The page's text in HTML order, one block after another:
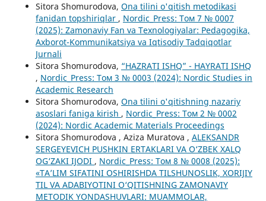
Sitora Shomurodova, Ona tilini o'qitish metodikasi
fanidan topshiriqlar , Nordic_Press: Том 7 № 0007
(2025): Zamonaviy Fan va Texnologiyalar: Pedagogika,
Axborot-Kommunikatsiya va Iqtisodiy Tadqiqotlar
Jurnali
Sitora Shomurodova, “HAZRATI ISHQ” - HAYRATI ISHQ
, Nordic_Press: Том 3 № 0003 (2024): Nordic Studies in
Academic Research
Sitora Shomurodova, Ona tilini o'qitishning nazariy
asoslari faniga kirish , Nordic_Press: Том 2 № 0002
(2024): Nordic Academic Materials Proceedings
Sitora Shomurodova , Aziza Muratova , ALEKSANDR
SERGEYEVICH PUSHKIN ERTAKLARI VA O‘ZBEK XALQ
OG‘ZAKI IJODI , Nordic_Press: Том 8 № 0008 (2025):
«TA’LIM SIFATINI OSHIRISHDA TILSHUNOSLIK, XORIJIY
TIL VA ADABIYOTINI O‘QITISHNING ZAMONAVIY
METODIK YONDASHUVLARI: MUAMMOLAR,